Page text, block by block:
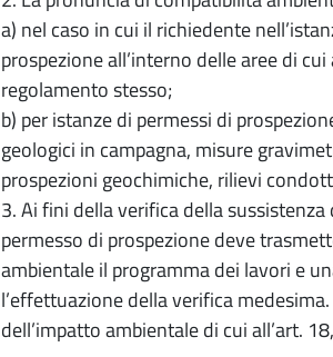
a) nel caso in cui il richiedente
prospezione all’interno delle aree di
regolamento stesso;
b) per istanze di permessi di
geologici in campagna, misure
prospezioni geochimiche, rilievi
3. Ai fini della verifica della
permesso di prospezione deve
ambientale il programma dei lavori e
l’effettuazione della verifica
dell’impatto ambientale di cui all’art.